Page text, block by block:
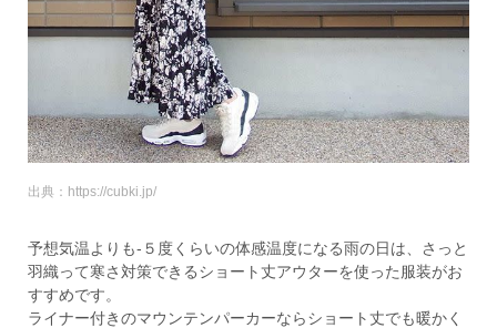
出典：https://cubki.jp/
予想気温よりも-５度くらいの体感温度になる雨の日は、さっと
羽織って寒さ対策できるショート丈アウターを使った服装がお
すすめです。
ライナー付きのマウンテンパーカーならショート丈でも暖かく